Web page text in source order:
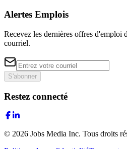
Alertes Emplois
Recevez les dernières offres d'emploi
courriel.
S'abonner
Restez connecté
© 2026 Jobs Media Inc. Tous droits